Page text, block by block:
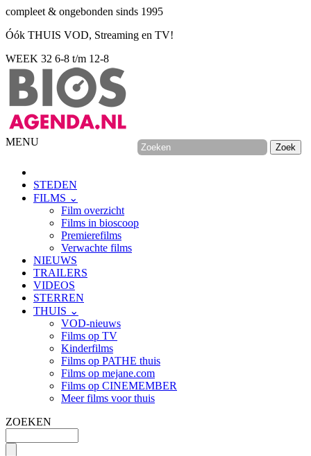
compleet & ongebonden sinds 1995
Óók THUIS VOD, Streaming en TV!
WEEK 32 6-8 t/m 12-8
MENU
STEDEN
FILMS ⌄
Film overzicht
Films in bioscoop
Premierefilms
Verwachte films
NIEUWS
TRAILERS
VIDEOS
STERREN
THUIS ⌄
VOD-nieuws
Films op TV
Kinderfilms
Films op PATHE thuis
Films op mejane.com
Films op CINEMEMBER
Meer films voor thuis
ZOEKEN